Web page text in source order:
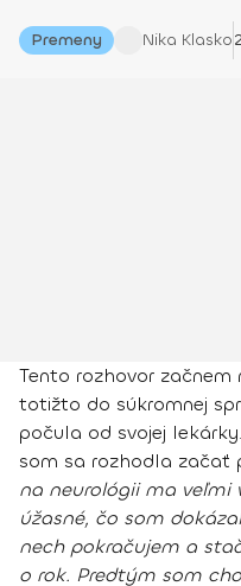
Premeny Nika Klasko
Tento rozhovor začnem
totižto do súkromnej
počula od svojej
som sa rozhodla začať
na neurológii ma veľmi
úžasné, čo som
nech pokračujem a
o rok. Predtým som